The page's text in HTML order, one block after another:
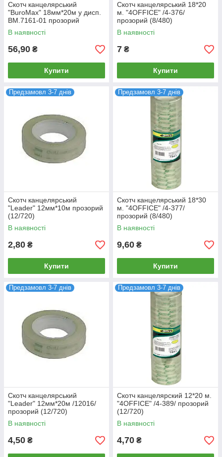
Скотч канцелярський
"BuroMax" 18мм*20м у дисп.
BM.7161-01 прозорий
(1/12/144)
В наявності
56,90 ₴
Купити
Скотч канцелярський 18*20
м. "4OFFICE" /4-376/
прозорий (8/480)
В наявності
7 ₴
Купити
Предзамовл 3-7 днів
Скотч канцелярський
"Leader" 12мм*10м прозорий
(12/720)
В наявності
2,80 ₴
Купити
Предзамовл 3-7 днів
Скотч канцелярський 18*30
м. "4OFFICE" /4-377/
прозорий (8/480)
В наявності
9,60 ₴
Купити
Предзамовл 3-7 днів
Скотч канцелярський
"Leader" 12мм*20м /12016/
прозорий (12/720)
В наявності
4,50 ₴
Предзамовл 3-7 днів
Скотч канцелярский 12*20 м.
"4OFFICE" /4-389/ прозорий
(12/720)
В наявності
4,70 ₴